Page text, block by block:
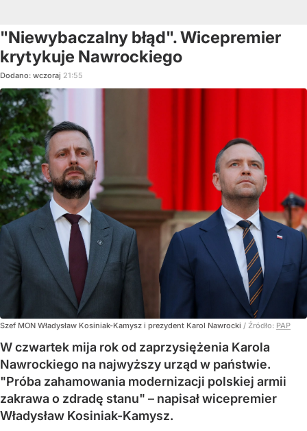
"Niewybaczalny błąd". Wicepremier
krytykuje Nawrockiego
Dodano: wczoraj 21:55
Szef MON Władysław Kosiniak-Kamysz i prezydent Karol Nawrocki / Źródło: PAP
W czwartek mija rok od zaprzysiężenia Karola
Nawrockiego na najwyższy urząd w państwie.
"Próba zahamowania modernizacji polskiej armii
zakrawa o zdradę stanu" – napisał wicepremier
Władysław Kosiniak-Kamysz.